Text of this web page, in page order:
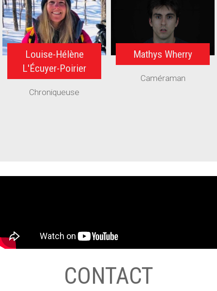
Louise-Hélène
L'Écuyer-Poirier
Chroniqueuse
Mathys Wherry
Caméraman
CONTACT